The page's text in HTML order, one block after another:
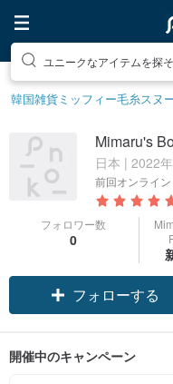
ユニークなアイテムを探
韓国雑貨ミッフィー毛糸スヌ
Mimaru's
日本 | 2022
前回オンライン
フォロワー数
0
フォローする
開催中のキャンペーン